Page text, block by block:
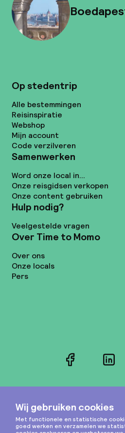
Op stedentrip
Alle bestemmingen
Reisinspiratie
Webshop
Mijn account
Code verzilveren
Samenwerken
Word onze local in...
Onze reisgidsen verkopen
Onze content gebruiken
Hulp nodig?
Veelgestelde vragen
Over Time to Momo
Over ons
Onze locals
Pers
Facebook